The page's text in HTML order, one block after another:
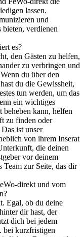
lassen.
und
bieten, verdienen
es?
den Gästen zu helfen,
zu verbringen und
du über den
du die Gewissheit,
tun werden, um das
ein wichtiges
beheben kann, helfen
zu finden oder
ist unser
von ihrem Inserat
die deinen
vor deinem
Team zur Seite, das dir
direkt und vom
Egal, ob du deine
dir hast, der
dich bei jedem
bei kurzfristigen